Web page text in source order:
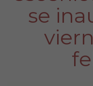
se